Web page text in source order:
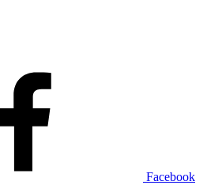
Facebook